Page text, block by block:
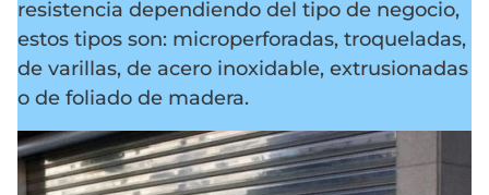
resistencia dependiendo del tipo de negocio,
estos tipos son: microperforadas, troqueladas,
de varillas, de acero inoxidable, extrusionadas
o de foliado de madera.